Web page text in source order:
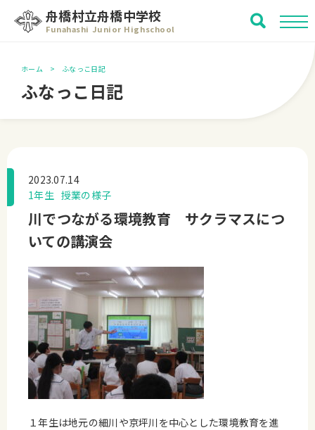
舟橋村立舟橋中学校
Funahashi Junior Highschool
ホーム ふなっこ日記
ふなっこ日記
2023.07.14
1年生 授業の様子
川でつながる環境教育 サクラマスにつ
いての講演会
１年生は地元の細川や京坪川を中心とした環境教育を進